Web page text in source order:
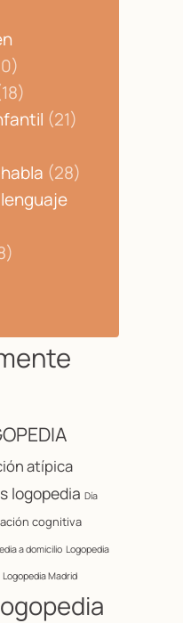
(21)
(28)
atípica
logopedia Día
cognitiva
a domicilio Logopedia
Logopedia Madrid